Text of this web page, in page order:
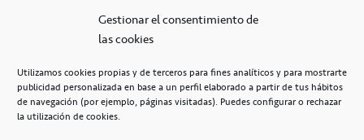
Gestionar el consentimiento de
las cookies
Utilizamos cookies propias y de terceros para fines analíticos y para mostrarte
publicidad personalizada en base a un perfil elaborado a partir de tus hábitos
de navegación (por ejemplo, páginas visitadas). Puedes configurar o rechazar
la utilización de cookies.
secretaria@cbcanarias.es
+34 922 253 684